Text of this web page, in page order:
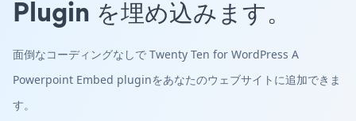
Plugin を埋め込みます。
面倒なコーディングなしで Twenty Ten for WordPress A
Powerpoint Embed pluginをあなたのウェブサイトに追加できま
す。